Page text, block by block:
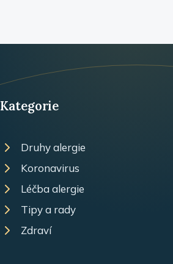
Kategorie
Druhy alergie
Koronavirus
Léčba alergie
Tipy a rady
Zdraví